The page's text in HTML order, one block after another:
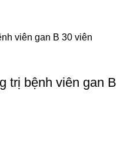
trị bệnh viên gan B